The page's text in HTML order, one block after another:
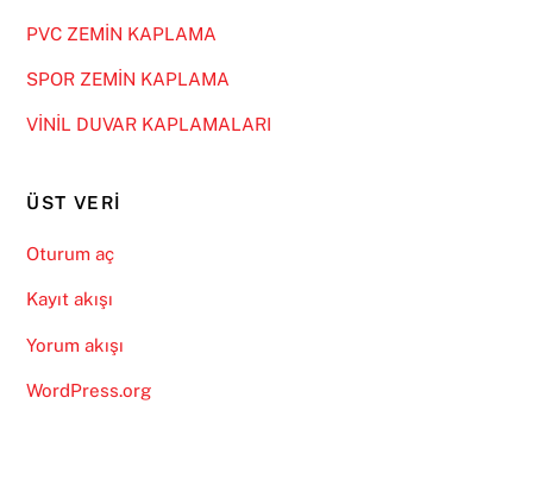
PVC ZEMİN KAPLAMA
SPOR ZEMİN KAPLAMA
VİNİL DUVAR KAPLAMALARI
ÜST VERI
Oturum aç
Kayıt akışı
Yorum akışı
WordPress.org